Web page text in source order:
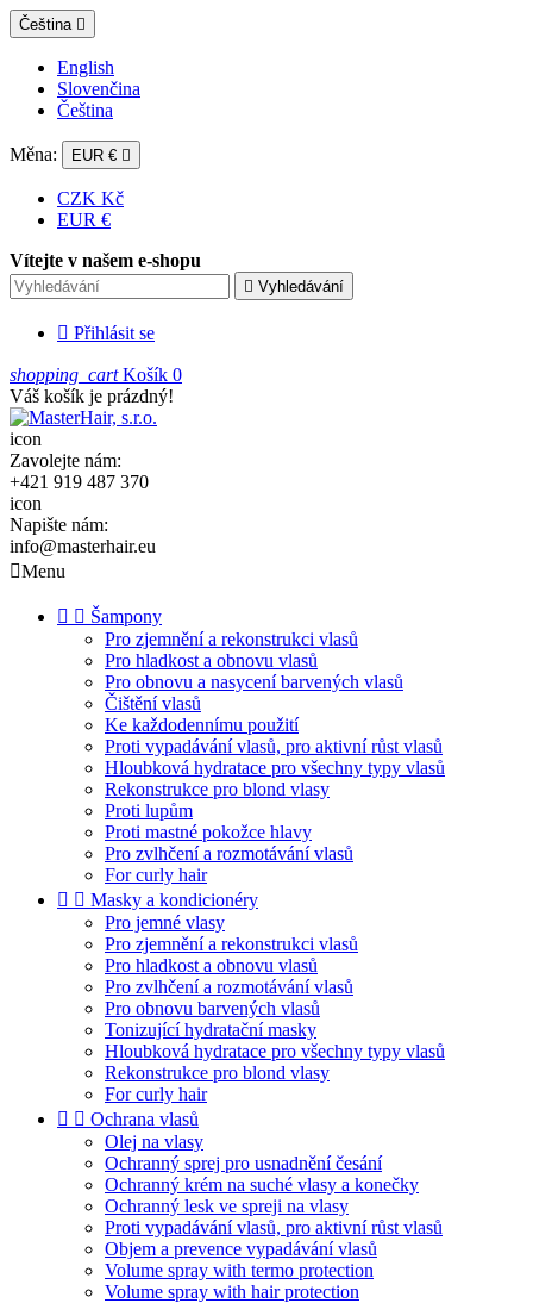
Čeština 
English
Slovenčina
Čeština
Měna: EUR € 
CZK Kč
EUR €
Vítejte v našem e-shopu
 Vyhledávání
 Přihlásit se
shopping_cart Košík 0
Váš košík je prázdný!
icon
Zavolejte nám:
+421 919 487 370
icon
Napište nám:
info@masterhair.eu
Menu
  Šampony
Pro zjemnění a rekonstrukci vlasů
Pro hladkost a obnovu vlasů
Pro obnovu a nasycení barvených vlasů
Čištění vlasů
Ke každodennímu použití
Proti vypadávání vlasů, pro aktivní růst vlasů
Hloubková hydratace pro všechny typy vlasů
Rekonstrukce pro blond vlasy
Proti lupům
Proti mastné pokožce hlavy
Pro zvlhčení a rozmotávání vlasů
For curly hair
  Masky a kondicionéry
Pro jemné vlasy
Pro zjemnění a rekonstrukci vlasů
Pro hladkost a obnovu vlasů
Pro zvlhčení a rozmotávání vlasů
Pro obnovu barvených vlasů
Tonizující hydratační masky
Hloubková hydratace pro všechny typy vlasů
Rekonstrukce pro blond vlasy
For curly hair
  Ochrana vlasů
Olej na vlasy
Ochranný sprej pro usnadnění česání
Ochranný krém na suché vlasy a konečky
Ochranný lesk ve spreji na vlasy
Proti vypadávání vlasů, pro aktivní růst vlasů
Objem a prevence vypadávání vlasů
Volume spray with termo protection
Volume spray with hair protection